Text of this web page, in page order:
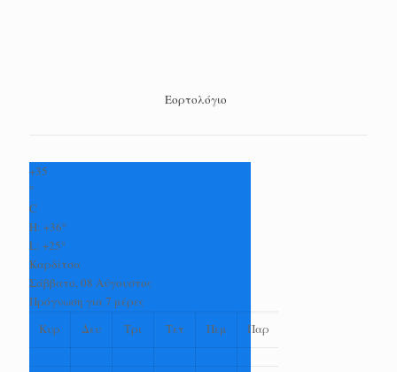
Εορτολόγιο
+35
°
C
H: +36°
L: +25°
Καρδίτσα
Σάββατο, 08 Αύγουστος
Πρόγνωση για 7 μέρες
Κυρ
Δευ Τρι Τετ Πεμ Παρ